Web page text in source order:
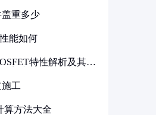
重多少
能如何
特性解析及其在
工
算方法大全